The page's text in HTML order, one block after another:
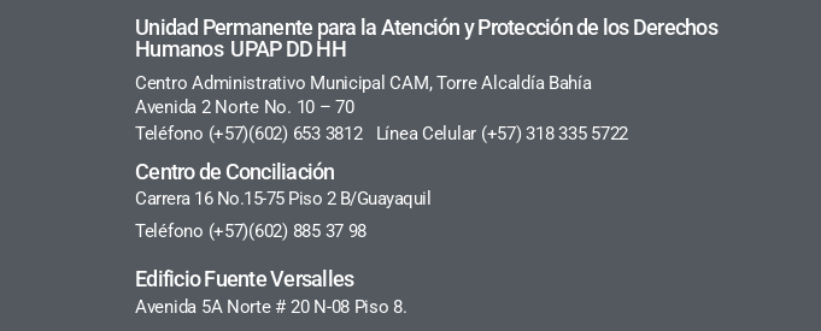
Unidad Permanente para la Atención y Protección de los Derechos
Humanos UPAP DD HH
Centro Administrativo Municipal CAM, Torre Alcaldía Bahía
Avenida 2 Norte No. 10 – 70
Teléfono (+57)(602) 653 3812 Línea Celular (+57) 318 335 5722
Centro de Conciliación
Carrera 16 No.15-75 Piso 2 B/Guayaquil
Teléfono (+57)(602) 885 37 98
Edificio Fuente Versalles
Avenida 5A Norte # 20 N-08 Piso 8.